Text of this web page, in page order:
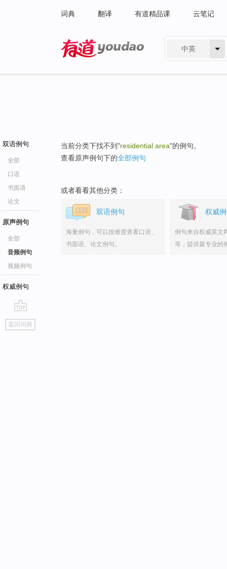
词典 翻译 有道精品课 云笔记
中英
双语例句
全部
口语
书面语
论文
原声例句
全部
音频例句
视频例句
权威例句
go
top
返回词典
当前分类下找不到"residential area"的例句。
查看原声例句下的全部例句
或者看看其他分类：
双语例句
海量例句，可以按难度查看口语、
书面语、论文例句。
权威
例句来自权威英文
等，提供最专业的